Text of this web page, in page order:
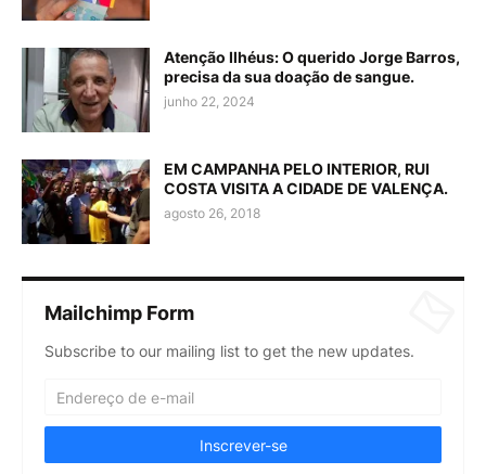
Atenção Ilhéus: O querido Jorge Barros,
precisa da sua doação de sangue.
junho 22, 2024
EM CAMPANHA PELO INTERIOR, RUI
COSTA VISITA A CIDADE DE VALENÇA.
agosto 26, 2018
Mailchimp Form
Subscribe to our mailing list to get the new updates.